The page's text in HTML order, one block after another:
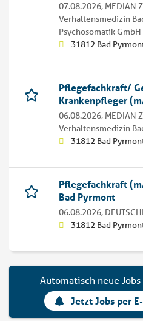
07.08.2026, MEDIAN
Verhaltensmedizin
Psychosomatik GmbH
31812 Bad
Pflegefachkraft/
Krankenpfleger
06.08.2026, MEDIAN
Verhaltensmedizin
31812 Bad
Pflegefachkraft
Bad Pyrmont
06.08.2026,
31812 Bad
Automatisch neue
Jetzt Jobs per